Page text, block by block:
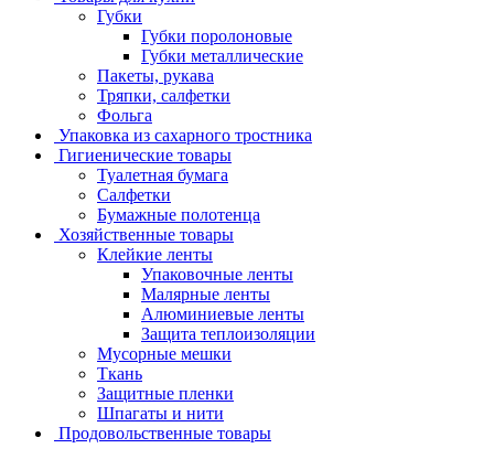
Губки
Губки поролоновые
Губки металлические
Пакеты, рукава
Тряпки, салфетки
Фольга
Упаковка из сахарного тростника
Гигиенические товары
Туалетная бумага
Салфетки
Бумажные полотенца
Хозяйственные товары
Клейкие ленты
Упаковочные ленты
Малярные ленты
Алюминиевые ленты
Защита теплоизоляции
Мусорные мешки
Ткань
Защитные пленки
Шпагаты и нити
Продовольственные товары